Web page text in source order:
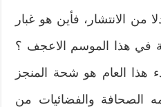
من الانتشار، فأين هو غبار
في هذا الموسم الاعجف ؟
هذا العام هو شحة المنجز
الصحافة والفضائيات من